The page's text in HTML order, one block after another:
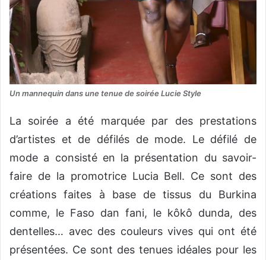
Un mannequin dans une tenue de soirée Lucie Style
La soirée a été marquée par des prestations
d’artistes et de défilés de mode. Le défilé de
mode a consisté en la présentation du savoir-
faire de la promotrice Lucia Bell. Ce sont des
créations faites à base de tissus du Burkina
comme, le Faso dan fani, le kôkô dunda, des
dentelles… avec des couleurs vives qui ont été
présentées. Ce sont des tenues idéales pour les